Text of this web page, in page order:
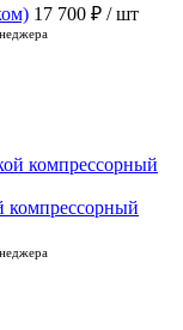
17 700 ₽ / шт
компрессорный